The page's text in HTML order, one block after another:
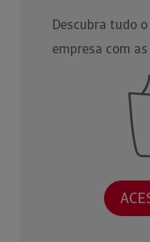
Descubra tudo
empresa com